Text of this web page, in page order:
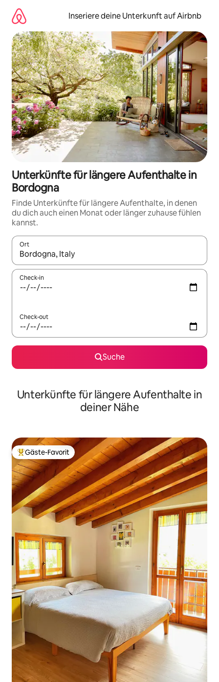
Inhalten
springen
Inseriere deine Unterkunft auf Airbnb
Unterkünfte für längere Aufenthalte in
Bordogna
Finde Unterkünfte für längere Aufenthalte, in denen
du dich auch einen Monat oder länger zuhause fühlen
kannst.
Ort
Wenn Ergebnisse verfügbar sind, navigiere mit den
Check-in
Check-out
Suche
Unterkünfte für längere Aufenthalte in
deiner Nähe
Beliebter Gäste-Favorit.
Gäste-Favorit